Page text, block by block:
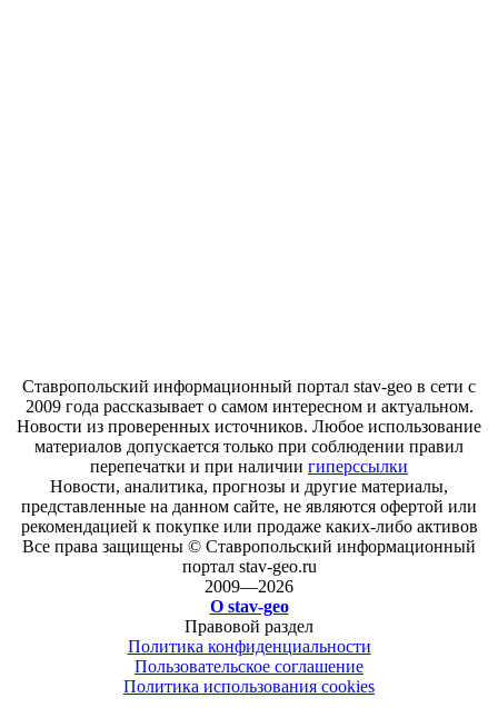
Ставропольский информационный портал stav-geo в сети с
2009 года рассказывает о самом интересном и актуальном.
Новости из проверенных источников. Любое использование
материалов допускается только при соблюдении правил
перепечатки и при наличии гиперссылки
Новости, аналитика, прогнозы и другие материалы,
представленные на данном сайте, не являются офертой или
рекомендацией к покупке или продаже каких-либо активов
Все права защищены © Ставропольский информационный
портал stav-geo.ru
2009—2026
О stav-geo
Правовой раздел
Политика конфиденциальности
Пользовательское соглашение
Политика использования cookies